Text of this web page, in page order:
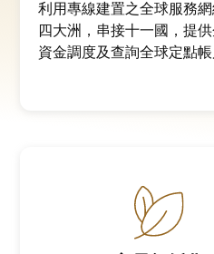
利用專線建置之全球服務
四大洲，串接十一國，提
資金調度及查詢全球定點帳